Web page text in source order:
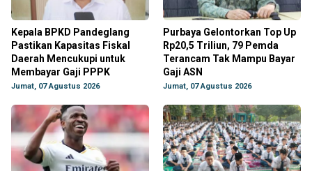
Kepala BPKD Pandeglang
Pastikan Kapasitas Fiskal
Daerah Mencukupi untuk
Membayar Gaji PPPK
Jumat, 07 Agustus 2026
Purbaya Gelontorkan Top Up
Rp20,5 Triliun, 79 Pemda
Terancam Tak Mampu Bayar
Gaji ASN
Jumat, 07 Agustus 2026